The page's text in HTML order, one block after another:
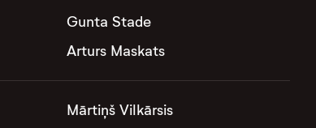
Gunta Stade
Arturs Maskats
Mārtiņš Vilkārsis